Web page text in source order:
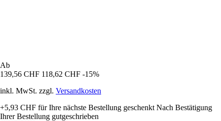
Ab
139,56 CHF 118,62 CHF -15%
inkl. MwSt. zzgl. Versandkosten
+5,93 CHF für Ihre nächste Bestellung geschenkt Nach Bestätigung
Ihrer Bestellung gutgeschrieben